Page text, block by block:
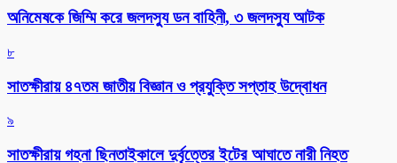
অনিমেষকে জিম্মি করে জলদস্যু ডন বাহিনী, ৩ জলদস্যু আটক
৮
সাতক্ষীরায় ৪৭তম জাতীয় বিজ্ঞান ও প্রযুক্তি সপ্তাহ উদ্বোধন
৯
সাতক্ষীরায় গহনা ছিনতাইকালে দুর্বৃত্তের ইটের আঘাতে নারী নিহত